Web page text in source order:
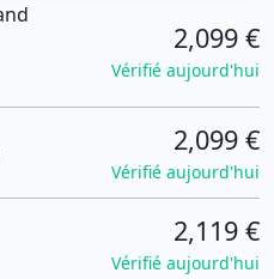
2,099 €
Vérifié aujourd'hui
2,099 €
Vérifié aujourd'hui
2,119 €
Vérifié aujourd'hui